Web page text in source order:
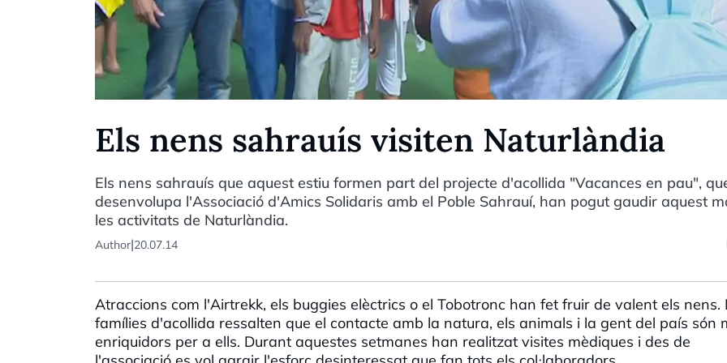
Els nens sahrauís visiten Naturlàndia
Els nens sahrauís que aquest estiu formen part del projecte d'acollida "Vacances en pau",
desenvolupa l'Associació d'Amics Solidaris amb el Poble Sahrauí, han pogut gaudir aquest
les activitats de Naturlàndia.
Author|20.07.14
Atraccions com l'Airtrekk, els buggies elèctrics o el Tobotronc han fet fruir de valent els nens.
famílies d'acollida ressalten que el contacte amb la natura, els animals i la gent del país són
enriquidors per a ells. Durant aquestes setmanes han realitzat visites mèdiques i des de